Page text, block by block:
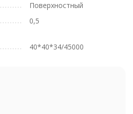
Поверхностный
0,5
40*40*34/45000